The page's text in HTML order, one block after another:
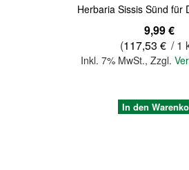
Herbaria Sissis Sünd für
9,99 €
(117,53 € / 1
Inkl. 7% MwSt.,Zzgl.
In den